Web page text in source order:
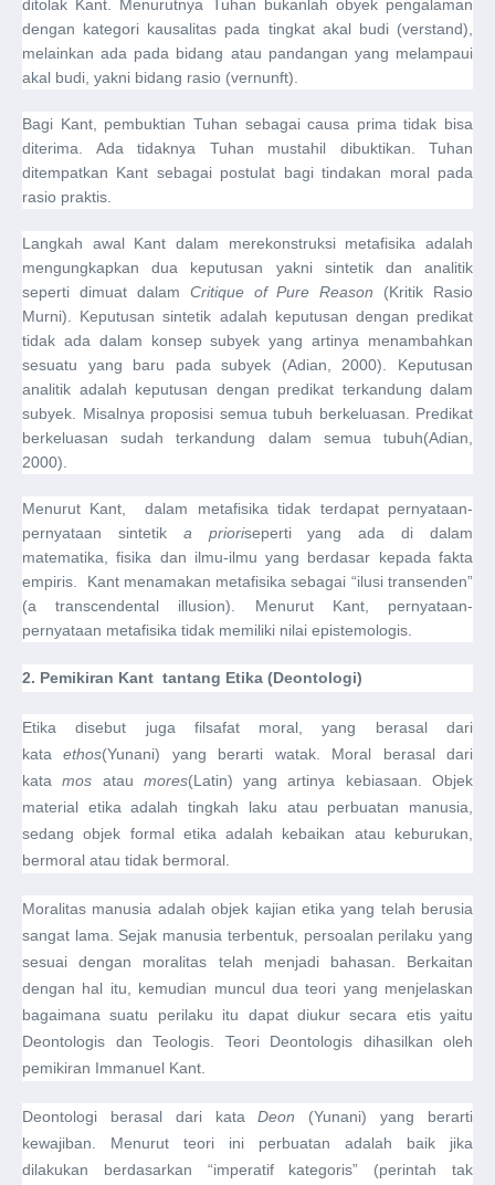
ditolak Kant. Menurutnya Tuhan bukanlah obyek pengalaman
dengan kategori kausalitas pada tingkat akal budi (verstand),
melainkan ada pada bidang atau pandangan yang melampaui
akal budi, yakni bidang rasio (vernunft).
Bagi Kant, pembuktian Tuhan sebagai causa prima tidak bisa
diterima. Ada tidaknya Tuhan mustahil dibuktikan. Tuhan
ditempatkan Kant sebagai postulat bagi tindakan moral pada
rasio praktis.
Langkah awal Kant dalam merekonstruksi metafisika adalah
mengungkapkan dua keputusan yakni sintetik dan analitik
seperti dimuat dalam Critique of Pure Reason (Kritik Rasio
Murni). Keputusan sintetik adalah keputusan dengan predikat
tidak ada dalam konsep subyek yang artinya menambahkan
sesuatu yang baru pada subyek (Adian, 2000). Keputusan
analitik adalah keputusan dengan predikat terkandung dalam
subyek. Misalnya proposisi semua tubuh berkeluasan. Predikat
berkeluasan sudah terkandung dalam semua tubuh(Adian,
2000).
Menurut Kant, dalam metafisika tidak terdapat pernyataan-
pernyataan sintetik a prioriseperti yang ada di dalam
matematika, fisika dan ilmu-ilmu yang berdasar kepada fakta
empiris. Kant menamakan metafisika sebagai “ilusi transenden”
(a transcendental illusion). Menurut Kant, pernyataan-
pernyataan metafisika tidak memiliki nilai epistemologis.
2. Pemikiran Kant tantang Etika (Deontologi)
Etika disebut juga filsafat moral, yang berasal dari
kata
ethos(Yunani) yang berarti watak. Moral berasal dari
kata
mos atau mores(Latin) yang artinya kebiasaan. Objek
material etika adalah tingkah laku atau perbuatan manusia,
sedang objek formal etika adalah kebaikan atau keburukan,
bermoral atau tidak bermoral.
Moralitas manusia adalah objek kajian etika yang telah berusia
sangat lama. Sejak manusia terbentuk, persoalan perilaku yang
sesuai dengan moralitas telah menjadi bahasan. Berkaitan
dengan hal itu, kemudian muncul dua teori yang menjelaskan
bagaimana suatu perilaku itu dapat diukur secara etis yaitu
Deontologis dan Teologis. Teori Deontologis dihasilkan oleh
pemikiran Immanuel Kant.
Deontologi berasal dari kata Deon
(Yunani) yang berarti
kewajiban. Menurut teori ini perbuatan adalah baik jika
dilakukan berdasarkan “imperatif kategoris” (perintah tak